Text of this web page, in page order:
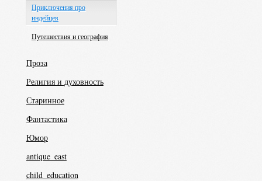
Приключения про
индейцев
Путешествия и география
Проза
Религия и духовность
Старинное
Фантастика
Юмор
antique_east
child_education